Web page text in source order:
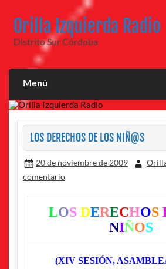
contenido
Orilla Izquierda Radio
Distrito Sur Córdoba
Menú
LOS DERECHOS DE LOS NIÑ@S
20 de noviembre de 2009
comentario
LOS DERECHOS
NIÑOS
(XIV SESIÓN,